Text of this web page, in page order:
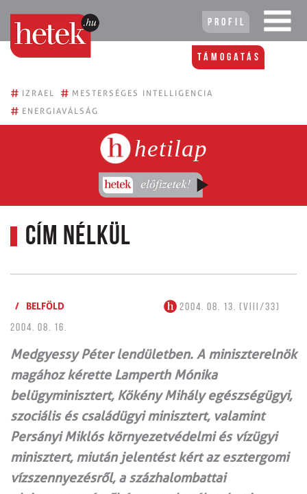
Profil
Támogatás
# IZRAEL # MESTERSÉGES INTELLIGENCIA
# ENERGIAVÁLSÁG
hetilap
Cím nélkül
/ BELFÖLD
2004. 08. 13. (VIII/33)
2004. 08. 16.
Medgyessy Péter lendületben. A miniszterelnök
magához kérette Lamperth Mónika
belügyminisztert, Kökény Mihály egészségügyi,
szociális és családügyi minisztert, valamint
Persányi Miklós környezetvédelmi és vízügyi
minisztert, miután jelentést kért az esztergomi
vízszennyezésről, a százhalombattai